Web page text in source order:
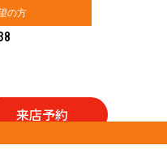
の方
来店予約